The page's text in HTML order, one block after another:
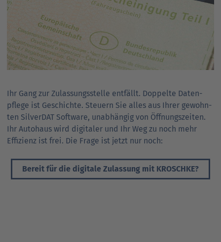
Ihr Gang zur Zulassungs­stelle ent­fällt. Doppelte Daten­
pflege ist Geschichte. Steuern Sie alles aus Ihrer gewohn­
ten SilverDAT Software, unab­hängig von Öffnungs­zeiten.
Ihr Auto­haus wird digitaler und Ihr Weg zu noch mehr
Effizienz ist frei. Die Frage ist jetzt nur noch:
Bereit für die digitale Zulassung mit KROSCHKE?